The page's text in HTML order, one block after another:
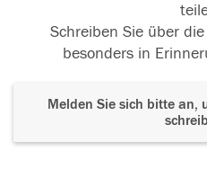
Schreiben Sie über
besonders in
Melden Sie sich bitte an,